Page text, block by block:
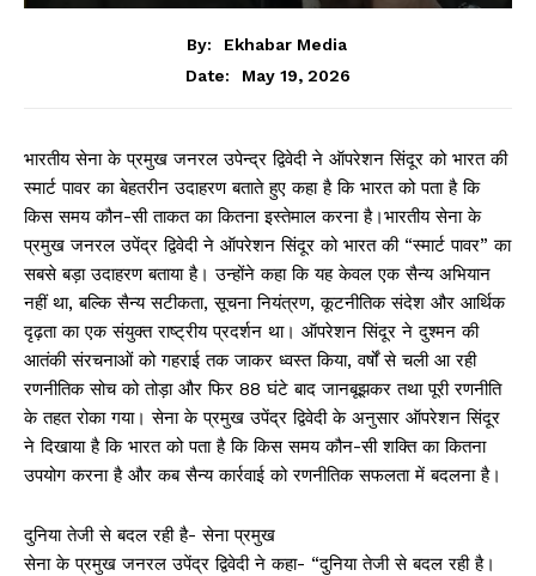
By:
Ekhabar Media
Date:
May 19, 2026
भारतीय सेना के प्रमुख जनरल उपेन्द्र द्विवेदी ने ऑपरेशन सिंदूर को भारत की
स्मार्ट पावर का बेहतरीन उदाहरण बताते हुए कहा है कि भारत को पता है कि
किस समय कौन-सी ताकत का कितना इस्तेमाल करना है।भारतीय सेना के
प्रमुख जनरल उपेंद्र द्विवेदी ने ऑपरेशन सिंदूर को भारत की “स्मार्ट पावर” का
सबसे बड़ा उदाहरण बताया है। उन्होंने कहा कि यह केवल एक सैन्य अभियान
नहीं था, बल्कि सैन्य सटीकता, सूचना नियंत्रण, कूटनीतिक संदेश और आर्थिक
दृढ़ता का एक संयुक्त राष्ट्रीय प्रदर्शन था। ऑपरेशन सिंदूर ने दुश्मन की
आतंकी संरचनाओं को गहराई तक जाकर ध्वस्त किया, वर्षों से चली आ रही
रणनीतिक सोच को तोड़ा और फिर 88 घंटे बाद जानबूझकर तथा पूरी रणनीति
के तहत रोका गया। सेना के प्रमुख उपेंद्र द्विवेदी के अनुसार ऑपरेशन सिंदूर
ने दिखाया है कि भारत को पता है कि किस समय कौन-सी शक्ति का कितना
उपयोग करना है और कब सैन्य कार्रवाई को रणनीतिक सफलता में बदलना है।
दुनिया तेजी से बदल रही है- सेना प्रमुख
सेना के प्रमुख जनरल उपेंद्र द्विवेदी ने कहा- “दुनिया तेजी से बदल रही है।